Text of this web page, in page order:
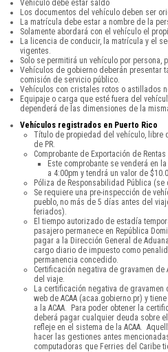
Vehículo debe estar saldo
Los documentos del vehículo deben ser
La matrícula debe estar a nombre de la
Solamente abordará con el vehículo el
La licencia de conducir, la matrícula y el
vigentes.
Solo se permitirá un vehículo por persona,
Vehículos de gobierno deberán presentar
comisión de servicio público.
Vehículos con cristales rotos o astillados
Equipaje o carga que esté fuera del
dependerá de las dimensiones de la
Vehículos registrados en Puerto Rico
Título de propiedad del vehículo, libre
de PR.
Comprobante de Exportación de
Este comprobante se venderá en
a 4:00pm y tendrá un valor de
Póliza de Responsabilidad Pública (se
Se requiere una pre-inspección de
pueblo, no más de 5 días antes del
feriados).
El tiempo autorizado de estadía
pasajero permanece en República
pagar a la Dirección General de
cargo diario de impuesto como
permanencia concedido.
Certificación negativa de gravamen de
del viaje.
La certificación negativa de gravamen
web de ACAA (acaa.gobierno.pr) y
a la ACAA. Para poder obtener la
deberá pagar cualquier deuda sobre
refleje en el sistema de la ACAA.
hacer las gestiones antes
computadoras que Ferries del Caribe